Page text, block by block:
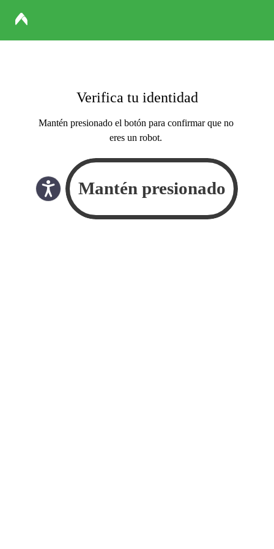
Verifica tu identidad
Mantén presionado el botón para confirmar que no
eres un robot.